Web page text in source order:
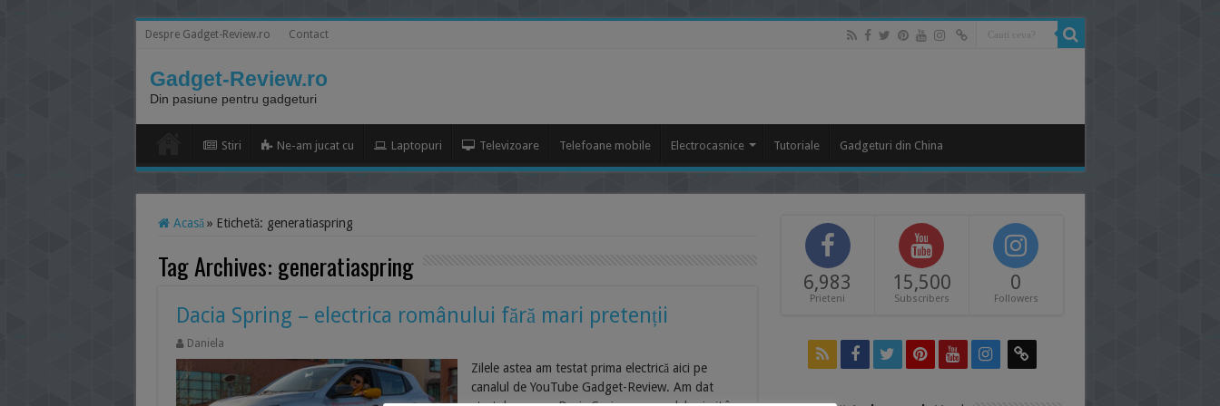
Despre Gadget-Review.ro Contact
Gadget-Review.ro
Din pasiune pentru gadgeturi
Stiri Ne-am jucat cu Laptopuri Televizoare Telefoane mobile Electrocasnice Tutoriale Gadgeturi din China
Acasă » Etichetă: generatiaspring
Tag Archives: generatiaspring
Dacia Spring – electrica românului fără mari pretenții
Daniela
Zilele astea am testat prima electrică aici pe
canalul de YouTube Gadget-Review. Am dat
6,983
Prieteni
15,500
Subscribers
0
Followers